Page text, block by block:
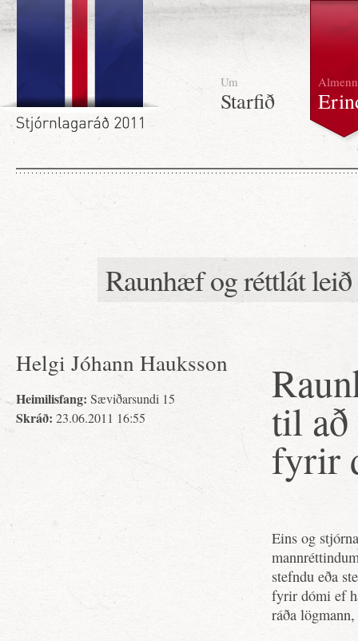
Um
Starfið
Almenn
Raunhæf og réttlát
Helgi Jóhann Hauksson
Heimilisfang: Sæviðarsundi 15
Skráð: 23.06.2011 16:55 til að
fyrir
Eins og
stefndu eða
fyrir dómi ef
ráða